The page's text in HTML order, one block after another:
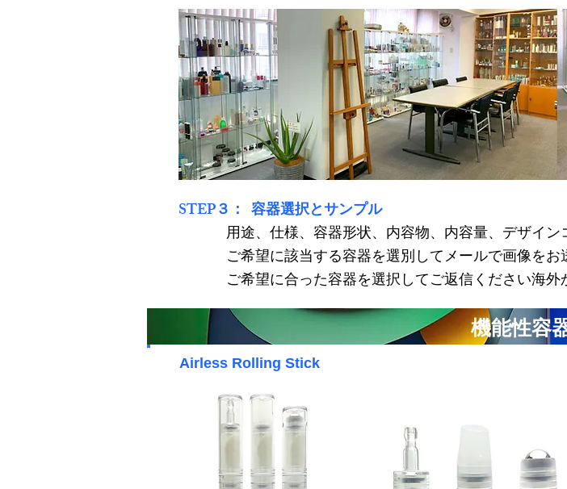
STEP３： 容器選択とサンプル
用途、仕様、容器形状、内容物、内容量、デザイ
ご希望に該当する容器を選別してメールで画像をお
ご希望に合った容器を選択してご返信ください海
機能性容
Airless Rolling Stick